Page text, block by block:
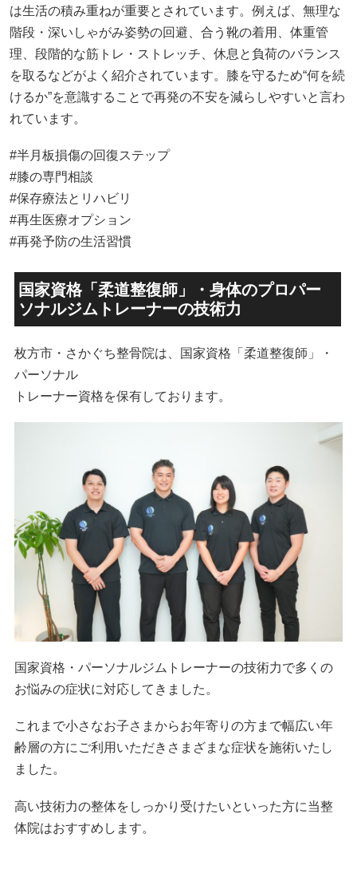
は生活の積み重ねが重要とされています。例えば、無理な
階段・深いしゃがみ姿勢の回避、合う靴の着用、体重管
理、段階的な筋トレ・ストレッチ、休息と負荷のバランス
を取るなどがよく紹介されています。膝を守るため“何を続
けるか”を意識することで再発の不安を減らしやすいと言わ
れています。
#半月板損傷の回復ステップ
#膝の専門相談
#保存療法とリハビリ
#再生医療オプション
#再発予防の生活習慣
国家資格「柔道整復師」・身体のプロパー
ソナルジムトレーナーの技術力
枚方市・さかぐち整骨院は、国家資格「柔道整復師」・
パーソナル
トレーナー資格を保有しております。
国家資格・パーソナルジムトレーナーの技術力で多くの
お悩みの症状に対応してきました。
これまで小さなお子さまからお年寄りの方まで幅広い年
齢層の方にご利用いただきさまざまな症状を施術いたし
ました。
高い技術力の整体をしっかり受けたいといった方に当整
体院はおすすめします。